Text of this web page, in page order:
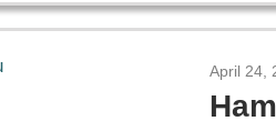
April 24,